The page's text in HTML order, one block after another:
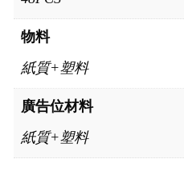
物料
紙質+塑料
廣告位材料
紙質+塑料